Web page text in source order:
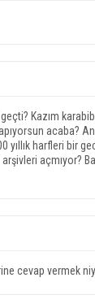
Kazım
acaba?
yıllık harfleri bir
açmıyor?
cevap vermek